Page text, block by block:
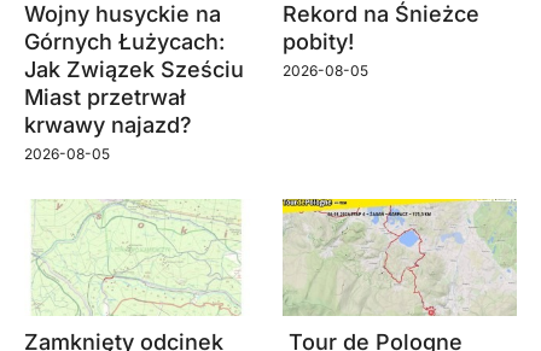
Wojny husyckie na
Górnych Łużycach:
Jak Związek Sześciu
Miast przetrwał
krwawy najazd?
2026-08-05
Rekord na Śnieżce
pobity!
2026-08-05
Zamknięty odcinek Tour de Pologne